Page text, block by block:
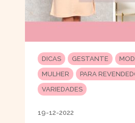
DICAS GESTANTE
MULHER
PARA
VARIEDADES
19-12-2022